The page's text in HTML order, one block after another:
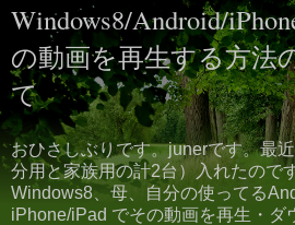
Windows8/Android/
の動画を再生する方法
て
おひさしぶりです。junerです。最
分用と家族用の計2台）入れたので
Windows8、母、自分の使ってる
iPhone/iPad でその動画を再生・ダ